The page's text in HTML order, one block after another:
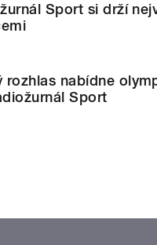
Sport si drží
rozhlas nabídne
Sport